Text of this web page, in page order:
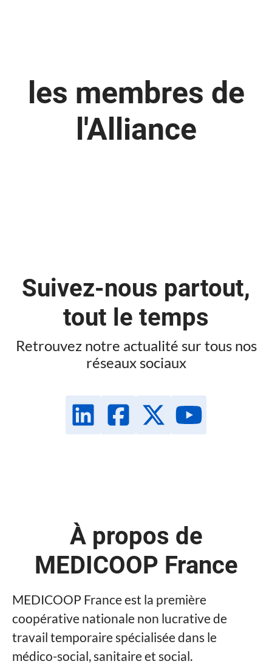
les membres de
l'Alliance
Suivez-nous partout,
tout le temps
Retrouvez notre actualité sur tous nos
réseaux sociaux
À propos de
MEDICOOP France
MEDICOOP France est la première
coopérative nationale non lucrative de
travail temporaire spécialisée dans le
médico-social, sanitaire et social.